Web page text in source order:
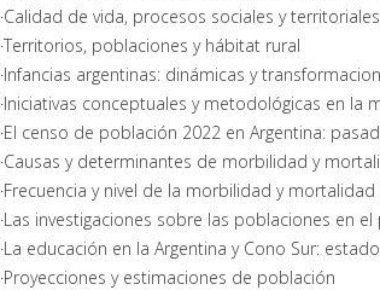
·Calidad de vida, procesos sociales y territoriales
·Territorios, poblaciones y hábitat rural
·Infancias argentinas: dinámicas y
·Iniciativas conceptuales y metodológicas en la
·El censo de población 2022 en Argentina:
·Causas y determinantes de morbilidad y
·Frecuencia y nivel de la morbilidad y mortalidad
·Las investigaciones sobre las poblaciones en
·La educación en la Argentina y Cono Sur:
·Proyecciones y estimaciones de población